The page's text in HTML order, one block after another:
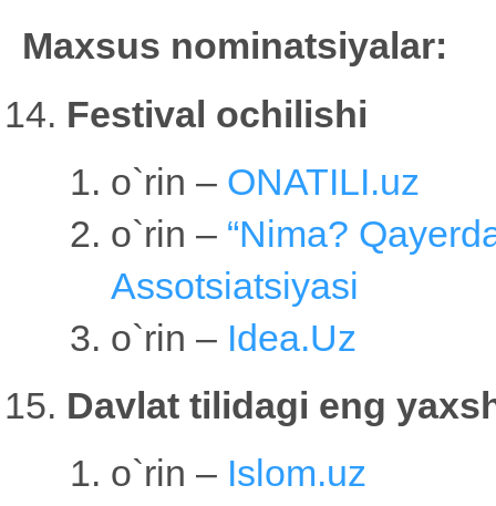
Maxsus nominatsiyalar:
Festival ochilishi
o`rin – ONATILI.uz
o`rin – “Nima?
Assotsiatsiyasi
o`rin – Idea.Uz
Davlat tilidagi eng
o`rin – Islom.uz